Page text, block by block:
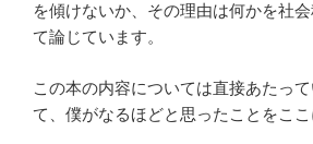
を傾けないか、その理由は何かを社
て論じています。
この本の内容については直接あたっ
て、僕がなるほどと思ったことをここ